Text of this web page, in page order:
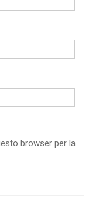
browser per la